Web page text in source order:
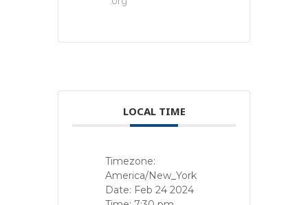
LOCAL TIME
Timezone:
America/New_York
Date: Feb 24 2024